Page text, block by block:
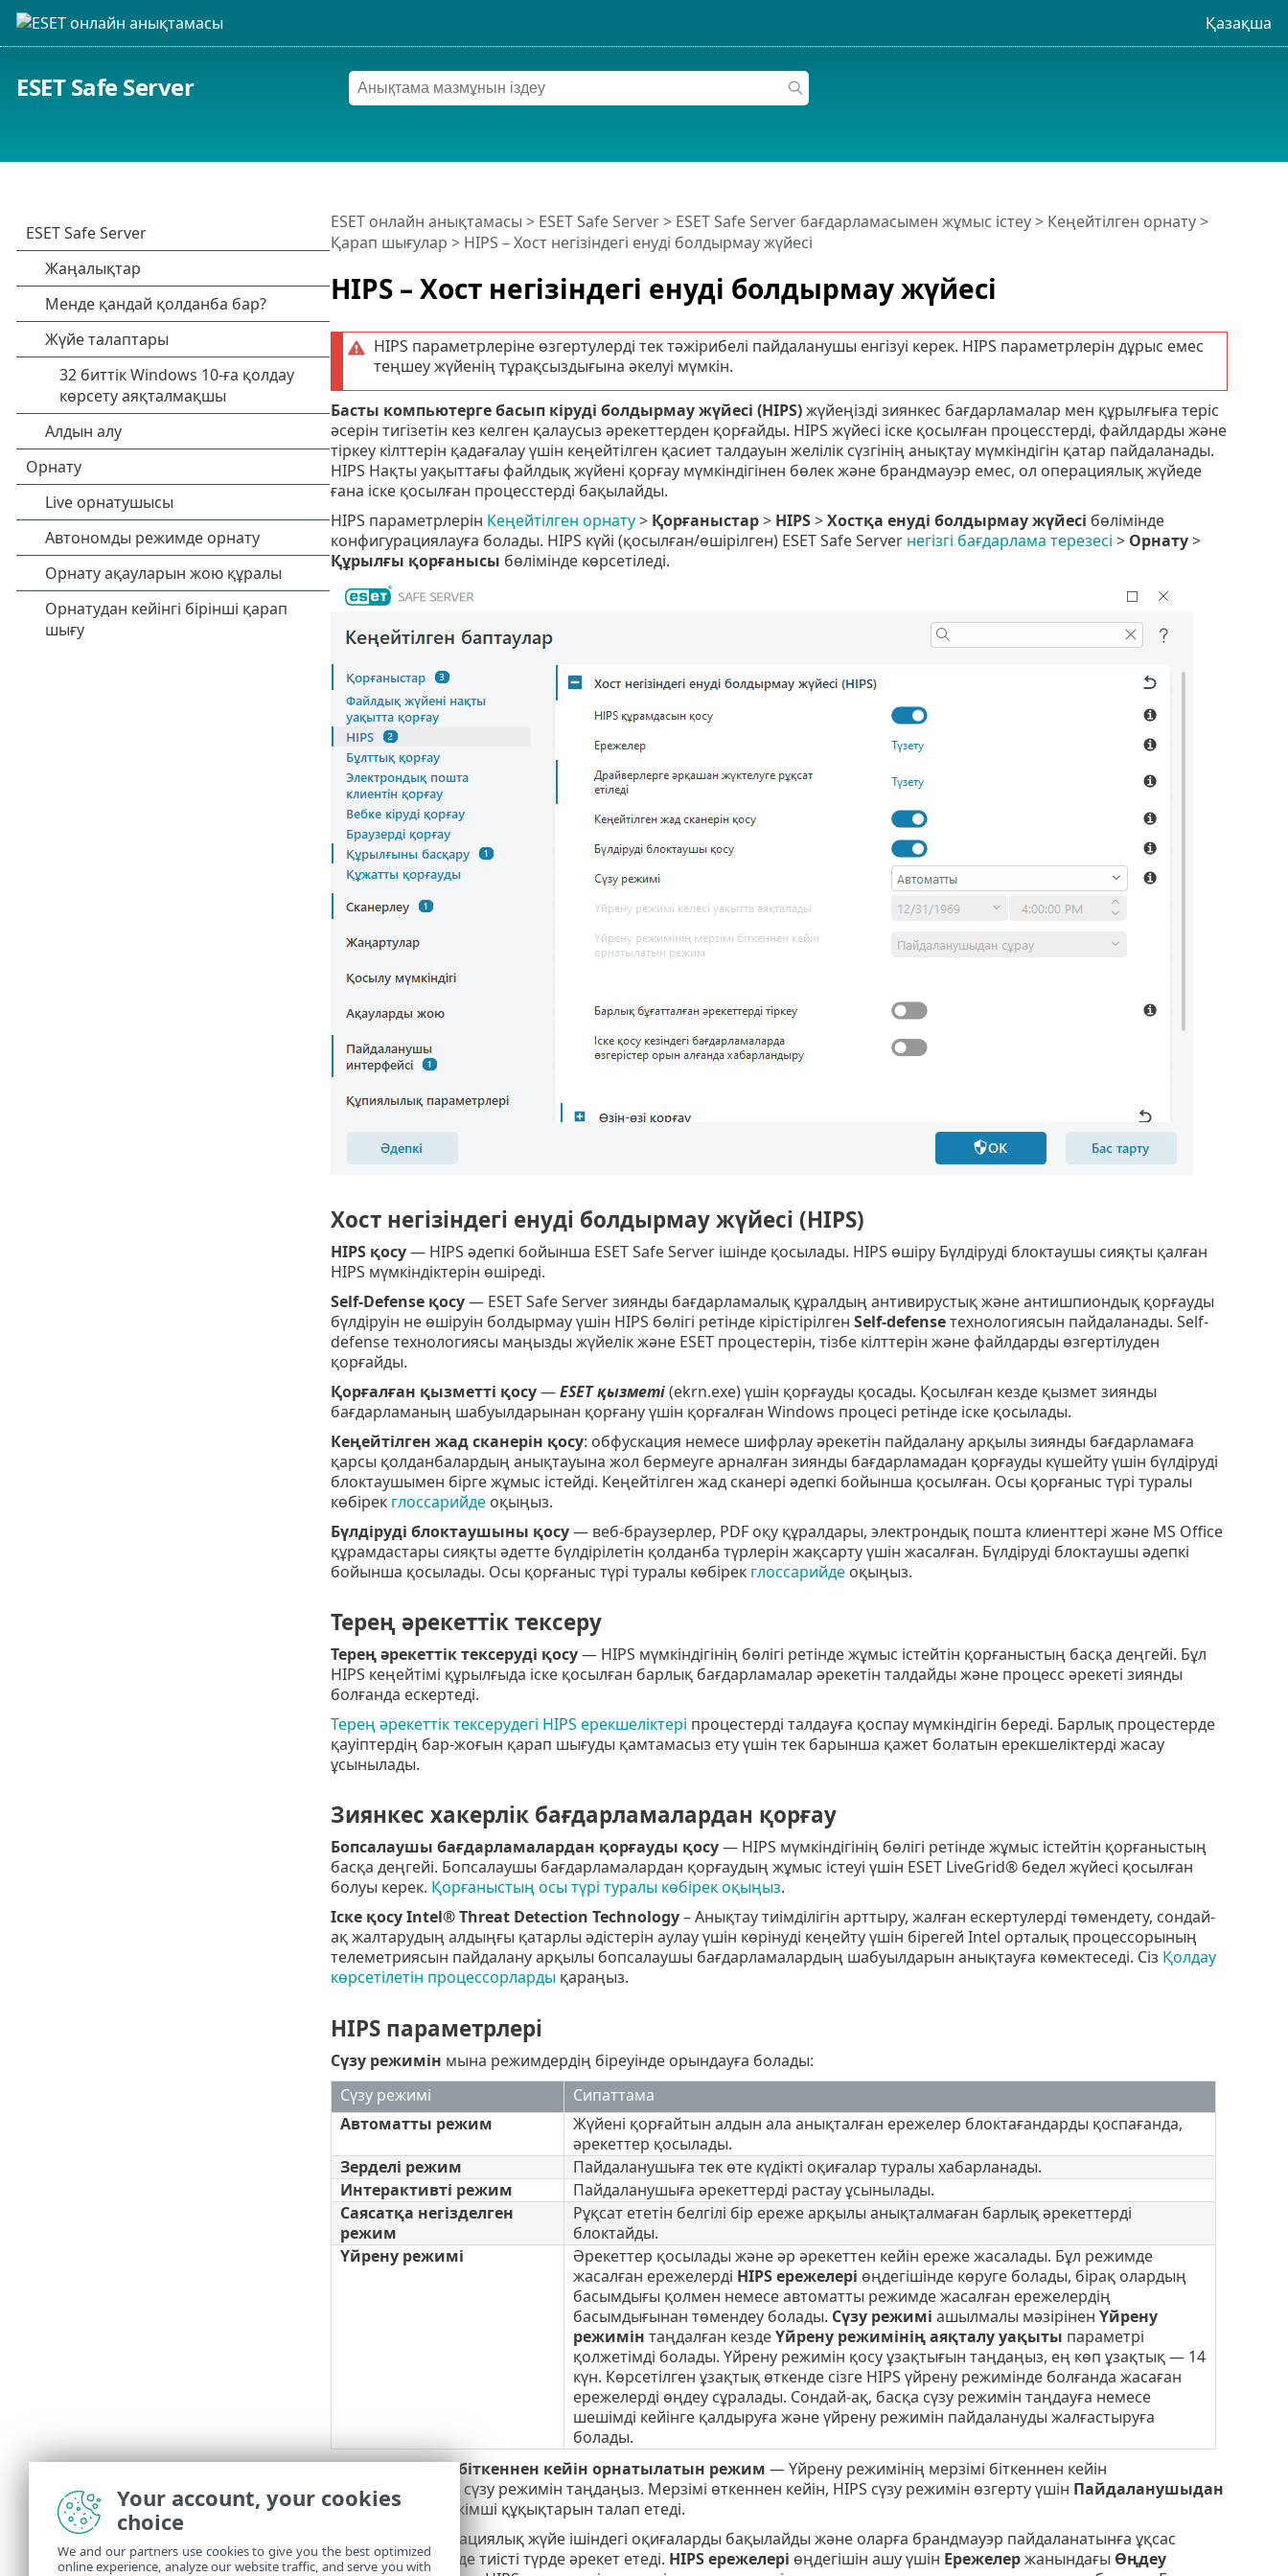
Қазақша
ESET Safe Server
HIPS – Хост негізіндегі енуді болдырмау жүйесі
ESET онлайн анықтамасы > ESET Safe Server> ESET Safe Server бағдарламасымен жұмыс істеу> Кеңейтілген орнату>
Қарап шығулар > HIPS – Хост негізіндегі енуді болдырмау жүйесі
HIPS параметрлеріне өзгертулерді тек тәжірибелі пайдаланушы енгізуі керек. HIPS параметрлерін дұрыс емес
теңшеу жүйенің тұрақсыздығына әкелуі мүмкін.
Басты компьютерге басып кіруді болдырмау жүйесі (HIPS)жүйеңізді зиянкес бағдарламалар мен құрылғыға теріс
әсерін тигізетін кез келген қалаусыз әрекеттерден қорғайды. HIPS жүйесі іске қосылған процесстерді, файлдарды және
тіркеу кілттерін қадағалау үшін кеңейтілген қасиет талдауын желілік сүзгінің анықтау мүмкіндігін қатар пайдаланады.
HIPS Нақты уақыттағы файлдық жүйені қорғау мүмкіндігінен бөлек және брандмауэр емес, ол операциялық жүйеде
ғана іске қосылған процесстерді бақылайды.
HIPS параметрлерін Кеңейтілген орнату> Қорғаныстар> HIPS>Хостқа енуді болдырмау жүйесі бөлімінде
конфигурациялауға болады. HIPS күйі (қосылған/өшірілген) ESET Safe Server негізгі бағдарлама терезесі > Орнату>
Құрылғы қорғанысы бөлімінде көрсетіледі.
Хост негізіндегі енуді болдырмау жүйесі (HIPS)
HIPS қосу— HIPS әдепкі бойынша ESET Safe Server ішінде қосылады. HIPS өшіру Бүлдіруді блоктаушы сияқты қалған
HIPS мүмкіндіктерін өшіреді.
Self-Defense қосу— ESET Safe Server зиянды бағдарламалық құралдың антивирустық және антишпиондық қорғауды
бүлдіруін не өшіруін болдырмау үшін HIPS бөлігі ретінде кірістірілген Self-defenseтехнологиясын пайдаланады. Self-
defense технологиясы маңызды жүйелік және ESET процестерін, тізбе кілттерін және файлдарды өзгертілуден
қорғайды.
Қорғалған қызметті қосу—ESET қызметі(ekrn.exe) үшін қорғауды қосады. Қосылған кезде қызмет зиянды
бағдарламаның шабуылдарынан қорғану үшін қорғалған Windows процесі ретінде іске қосылады.
Кеңейтілген жад сканерін қосу: обфускация немесе шифрлау әрекетін пайдалану арқылы зиянды бағдарламаға
қарсы қолданбалардың анықтауына жол бермеуге арналған зиянды бағдарламадан қорғауды күшейту үшін бүлдіруді
блоктаушымен бірге жұмыс істейді. Кеңейтілген жад сканері әдепкі бойынша қосылған. Осы қорғаныс түрі туралы
көбірек глоссарийдеоқыңыз.
Бүлдіруді блоктаушыны қосу— веб-браузерлер, PDF оқу құралдары, электрондық пошта клиенттері және MS Office
құрамдастары сияқты әдетте бүлдірілетін қолданба түрлерін жақсарту үшін жасалған. Бүлдіруді блоктаушы әдепкі
бойынша қосылады. Осы қорғаныс түрі туралы көбірек глоссарийдеоқыңыз.
Терең әрекеттік тексеру
Терең әрекеттік тексеруді қосу— HIPS мүмкіндігінің бөлігі ретінде жұмыс істейтін қорғаныстың басқа деңгейі. Бұл
HIPS кеңейтімі құрылғыда іске қосылған барлық бағдарламалар әрекетін талдайды және процесс әрекеті зиянды
болғанда ескертеді.
Терең әрекеттік тексерудегі HIPS ерекшеліктері процестерді талдауға қоспау мүмкіндігін береді. Барлық процестерде
қауіптердің бар-жоғын қарап шығуды қамтамасыз ету үшін тек барынша қажет болатын ерекшеліктерді жасау
ұсынылады.
Зиянкес хакерлік бағдарламалардан қорғау
Бопсалаушы бағдарламалардан қорғауды қосу— HIPS мүмкіндігінің бөлігі ретінде жұмыс істейтін қорғаныстың
басқа деңгейі. Бопсалаушы бағдарламалардан қорғаудың жұмыс істеуі үшін ESET LiveGrid® бедел жүйесі қосылған
болуы керек. Қорғаныстың осы түрі туралы көбірек оқыңыз.
Іске қосу Intel® Threat Detection Technology– Анықтау тиімділігін арттыру, жалған ескертулерді төмендету, сондай-
ақ жалтарудың алдыңғы қатарлы әдістерін аулау үшін көрінуді кеңейту үшін бірегей Intel орталық процессорының
телеметриясын пайдалану арқылы бопсалаушы бағдарламалардың шабуылдарын анықтауға көмектеседі. Сіз Қолдау
көрсетілетін процессорлардықараңыз.
HIPS параметрлері
Сүзу режимін мына режимдердің біреуінде орындауға болады:
Сүзу режимі
Сипаттама
Автоматты режим
Жүйені қорғайтын алдын ала анықталған ережелер блоктағандарды қоспағанда,
әрекеттер қосылады.
Зерделі режим
Пайдаланушыға тек өте күдікті оқиғалар туралы хабарланады.
Интерактивті режим
Пайдаланушыға әрекеттерді растау ұсынылады.
Саясатқа негізделген
режим
Рұқсат ететін белгілі бір ереже арқылы анықталмаған барлық әрекеттерді
блоктайды.
Үйрену режимі
Әрекеттер қосылады және әр әрекеттен кейін ереже жасалады. Бұл режимде
жасалған ережелерді HIPS ережелері өңдегішінде көруге болады, бірақ олардың
басымдығы қолмен немесе автоматты режимде жасалған ережелердің
басымдығынан төмендеу болады. Сүзу режимі ашылмалы мәзірінен Үйрену
режимін таңдалған кездеҮйрену режимінің аяқталу уақыты параметрі
қолжетімді болады. Үйрену режимін қосу ұзақтығын таңдаңыз, ең көп ұзақтық — 14
күн. Көрсетілген ұзақтық өткенде сізге HIPS үйрену режимінде болғанда жасаған
ережелерді өңдеу сұралады. Сондай-ақ, басқа сүзу режимін таңдауға немесе
шешімді кейінге қалдыруға және үйрену режимін пайдалануды жалғастыруға
болады.
Үйрену режимі біткеннен кейін орнатылатын режим — Үйрену режимінің мерзімі біткеннен кейін
пайдаланылатын сүзу режимін таңдаңыз. Мерзімі өткеннен кейін, HIPS сүзу режимін өзгерту үшін Пайдаланушыдан
сұрауопциясы әкімші құқықтарын талап етеді.
HIPS жүйесі операциялық жүйе ішіндегі оқиғаларды бақылайды және оларға брандмауэр пайдаланатынға ұқсас
ережелер негізінде тиісті түрде әрекет етеді. HIPS ережелері өңдегішін ашу үшін Ережелержанындағы Өңдеу
Your account, your cookies
choice
We and our partners use cookies to give you the best optimized
online experience, analyze our website traffic, and serve you with